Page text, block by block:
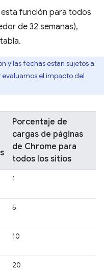
esta función para todos
de 32 semanas),
y las fechas están sujetos a
el impacto del
Porcentaje de
cargas de páginas
de Chrome para
todos los sitios
1
5
10
20